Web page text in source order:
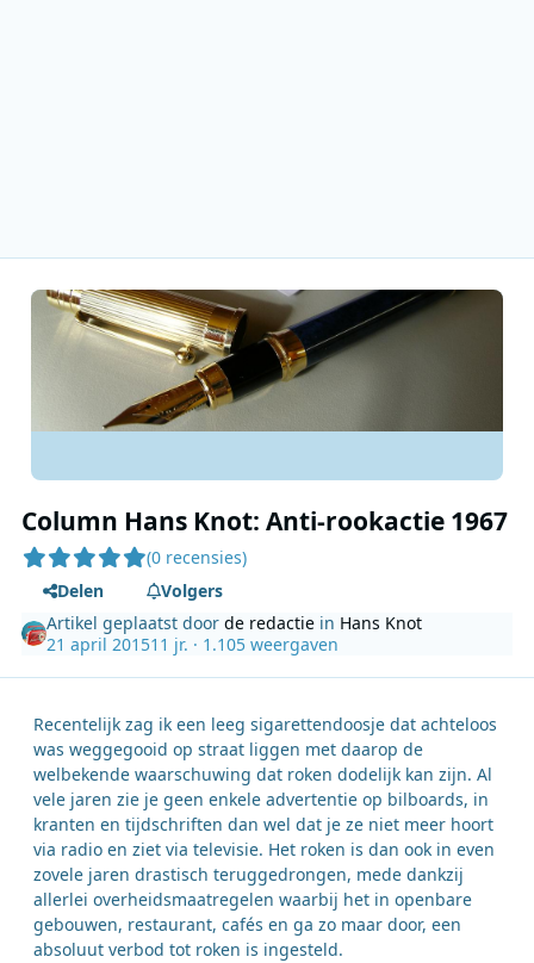
Column Hans Knot: Anti-rookactie 1967
(0 recensies)
Delen
Volgers
Artikel geplaatst doorde redactie in Hans Knot
21 april 201511 jr. · 1.105 weergaven
Recentelijk zag ik een leeg sigarettendoosje dat achteloos
was weggegooid op straat liggen met daarop de
welbekende waarschuwing dat roken dodelijk kan zijn. Al
vele jaren zie je geen enkele advertentie op bilboards, in
kranten en tijdschriften dan wel dat je ze niet meer hoort
via radio en ziet via televisie. Het roken is dan ook in even
zovele jaren drastisch teruggedrongen, mede dankzij
allerlei overheidsmaatregelen waarbij het in openbare
gebouwen, restaurant, cafés en ga zo maar door, een
absoluut verbod tot roken is ingesteld.